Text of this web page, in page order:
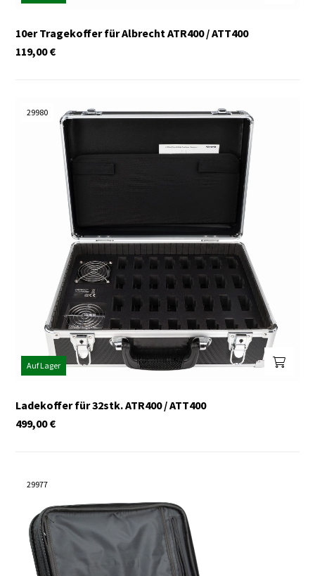
10er Tragekoffer für Albrecht ATR400 / ATT400
€
119,00
29980
Auf Lager
Ladekoffer für 32stk. ATR400 / ATT400
€
499,00
29977